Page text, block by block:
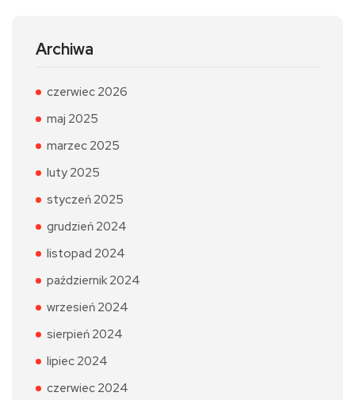
Archiwa
czerwiec 2026
maj 2025
marzec 2025
luty 2025
styczeń 2025
grudzień 2024
listopad 2024
październik 2024
wrzesień 2024
sierpień 2024
lipiec 2024
czerwiec 2024